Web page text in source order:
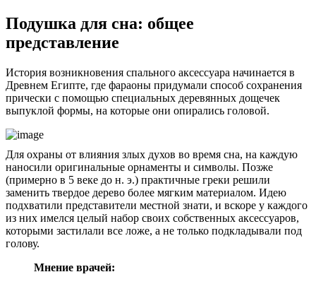
Подушка для сна: общее
представление
История возникновения спального аксессуара начинается в
Древнем Египте, где фараоны придумали способ сохранения
прически с помощью специальных деревянных дощечек
выпуклой формы, на которые они опирались головой.
Для охраны от влияния злых духов во время сна, на каждую
наносили оригинальные орнаменты и символы. Позже
(примерно в 5 веке до н. э.) практичные греки решили
заменить твердое дерево более мягким материалом. Идею
подхватили представители местной знати, и вскоре у каждого
из них имелся целый набор своих собственных аксессуаров,
которыми застилали все ложе, а не только подкладывали под
голову.
Мнение врачей: